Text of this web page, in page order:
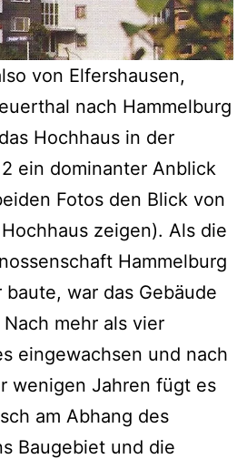
von Elfershausen,
nach Hammelburg
Hochhaus in der
ein dominanter Anblick
Fotos den Blick von
zeigen). Als die
Hammelburg
war das Gebäude
mehr als vier
eingewachsen und nach
wenigen Jahren fügt es
am Abhang des
Baugebiet und die